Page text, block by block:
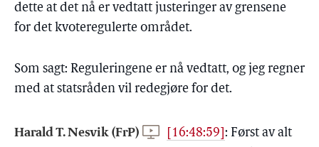
dette at det nå er vedtatt justeringer av grensene
for det kvoteregulerte området.
Som sagt: Reguleringene er nå vedtatt, og jeg regner
med at statsråden vil redegjøre for det.
Harald T. Nesvik (FrP) [16:48:59] : Først av alt